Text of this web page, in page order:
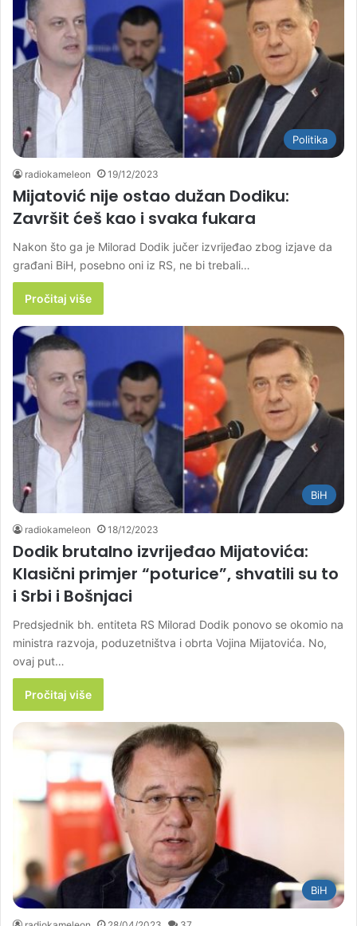
Politika
radiokameleon 19/12/2023
Mijatović nije ostao dužan Dodiku:
Završit ćeš kao i svaka fukara
Nakon što ga je Milorad Dodik jučer izvrijeđao zbog izjave da
građani BiH, posebno oni iz RS, ne bi trebali…
Pročitaj više
BiH
radiokameleon 18/12/2023
Dodik brutalno izvrijeđao Mijatovića:
Klasični primjer “poturice”, shvatili su to
i Srbi i Bošnjaci
Predsjednik bh. entiteta RS Milorad Dodik ponovo se okomio na
ministra razvoja, poduzetništva i obrta Vojina Mijatovića. No,
ovaj put…
Pročitaj više
BiH